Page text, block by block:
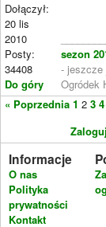
Dołączył:
20 lis
2010
Posty:
34408
Do góry
sezon
- jeszcze
Ogródek
« Poprzednia 1 2 3 4
Informacje
O nas
Polityka
prywatności
Kontakt